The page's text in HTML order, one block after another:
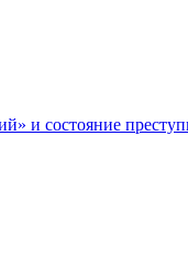
и состояние